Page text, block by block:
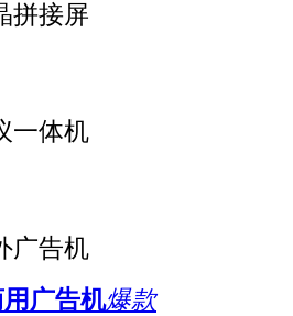
拼接屏
一体机
广告机
广告机爆款